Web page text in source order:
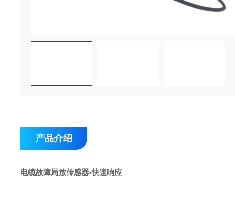
产品介绍
电缆故障局放传感器-快速响应